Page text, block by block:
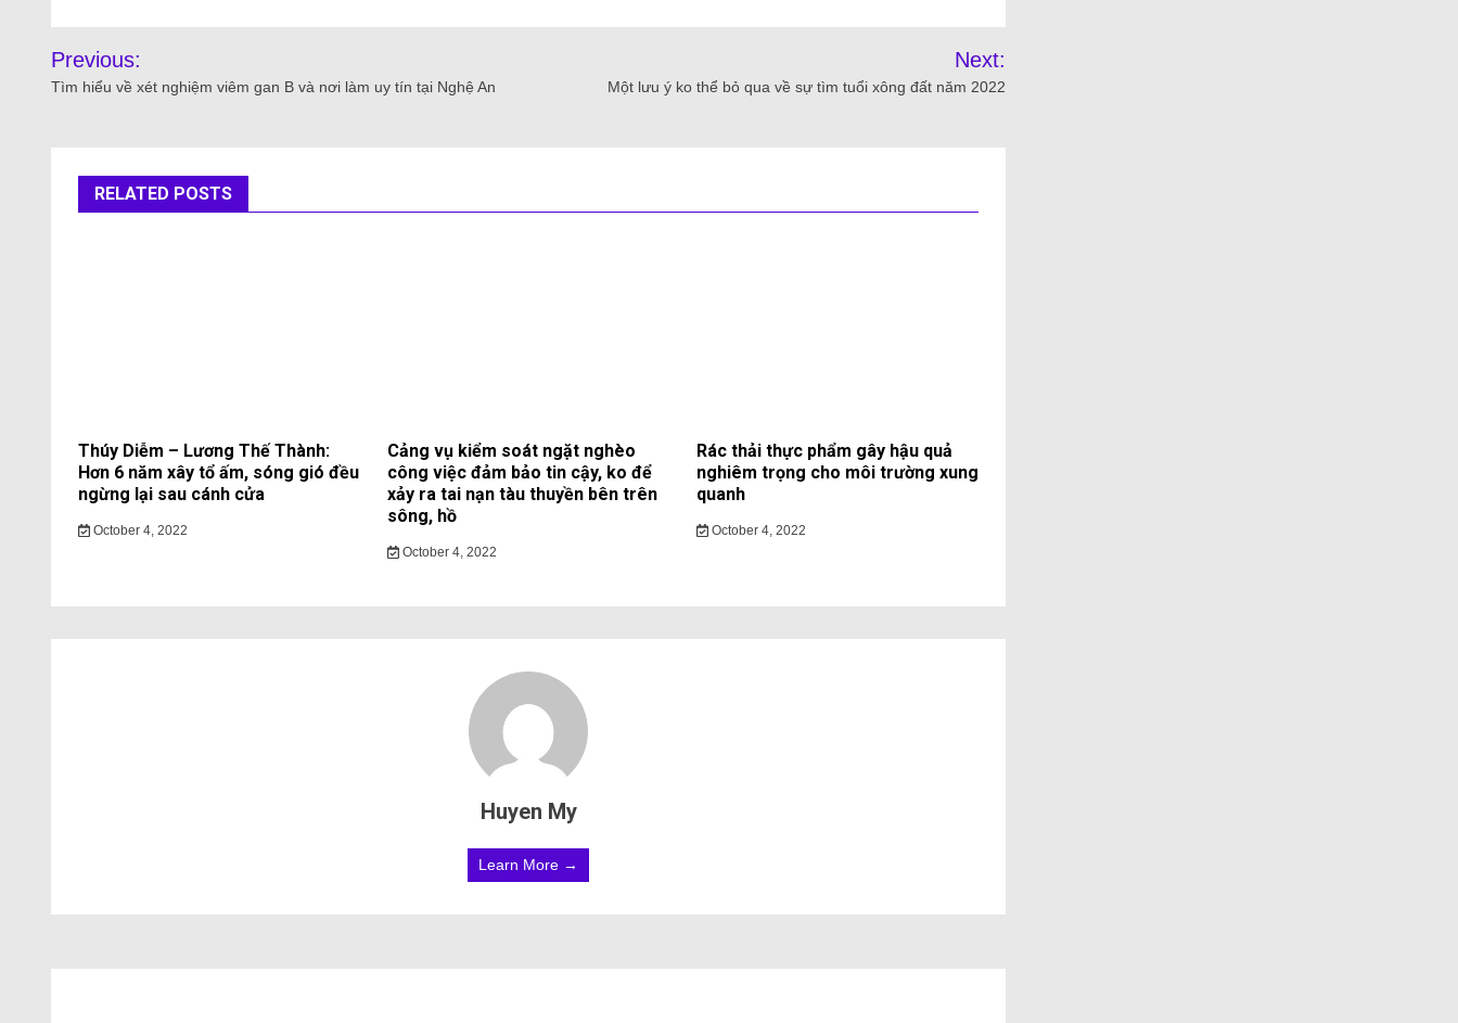
Previous:
Tìm hiểu về xét nghiệm viêm gan B và nơi làm uy tín tại Nghệ An
Next:
Một lưu ý ko thể bỏ qua về sự tìm tuổi xông đất năm 2022
RELATED POSTS
Thúy Diễm – Lương Thế Thành:
Hơn 6 năm xây tổ ấm, sóng gió đều
ngừng lại sau cánh cửa
October 4, 2022
Cảng vụ kiểm soát ngặt nghèo
công việc đảm bảo tin cậy, ko để
xảy ra tai nạn tàu thuyền bên trên
sông, hồ
October 4, 2022
Rác thải thực phẩm gây hậu quả
nghiêm trọng cho môi trường xung
quanh
October 4, 2022
Huyen My
Learn More →